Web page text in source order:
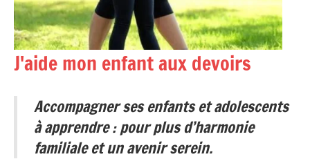
J'aide mon enfant aux devoirs
Accompagner
enfants
adolescents
Accompagner ses enfants et adolescents
à apprendre : pour plus d’harmonie
familiale et un avenir serein.